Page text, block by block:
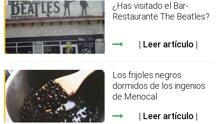
¿Has visitado el Bar-
Restaurante The Beatles?
Leer artículo
Los frijoles negros
dormidos de los ingenios
de Menocal
Leer artículo